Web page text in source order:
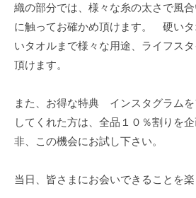
織の部分では、様々な糸の太さで風
に触ってお確かめ頂けます。 硬いタ
いタオルまで様々な用途、ライフス
頂けます。
また、お得な特典 インスタグラムを
してくれた方は、全品１０％割りを
非、この機会にお試し下さい。
当日、皆さまにお会いできることを楽